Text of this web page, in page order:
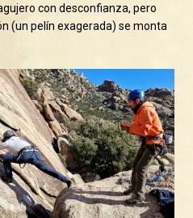
con desconfianza, pero
(un pelín exagerada) se monta